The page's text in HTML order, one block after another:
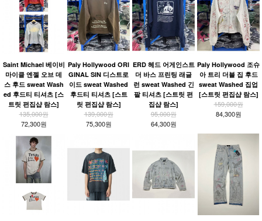
Saint Michael 베이비
마이클 엔젤 오브 데
스 후드 sweat Wash
ed 후드티 티셔츠 [스
트릿 편집샵 람스]
135,000원
72,300원
Paly Hollywood ORI
GINAL SIN 디스트로
이드 sweat Washed
후드티 티셔츠 [스트
릿 편집샵 람스]
139,000원
75,300원
ERD 헤드 어게인스트
더 바스 프린팅 래글
런 sweat Washed 긴
팔 티셔츠 [스트릿 편
집샵 람스]
95,000원
64,300원
Paly Hollywood 조슈
아 트리 더블 집 후드
sweat Washed 집업
[스트릿 편집샵 람스]
159,000원
84,300원